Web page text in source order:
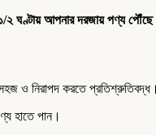
২ ঘণ্টায় আপনার দরজায় পণ্য পৌঁছে
ও নিরাপদ করতে প্রতিশ্রুতিবদ্ধ।
হাতে পান।